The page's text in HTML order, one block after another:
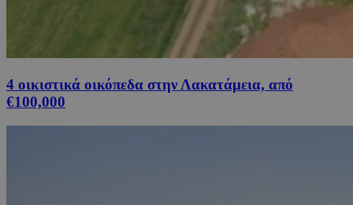
4 οικιστικά οικόπεδα στην Λακατάμεια, από
€100,000